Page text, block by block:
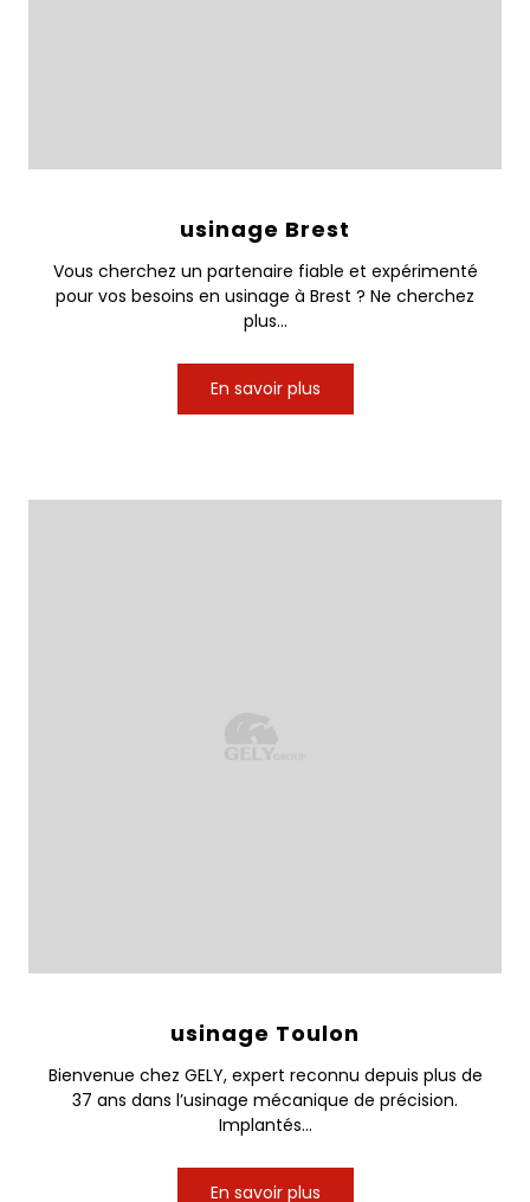
usinage Brest
Vous cherchez un partenaire fiable et expérimenté
pour vos besoins en usinage à Brest ? Ne cherchez
plus...
En savoir plus
usinage Toulon
Bienvenue chez GELY, expert reconnu depuis plus de
37 ans dans l’usinage mécanique de précision.
Implantés...
En savoir plus